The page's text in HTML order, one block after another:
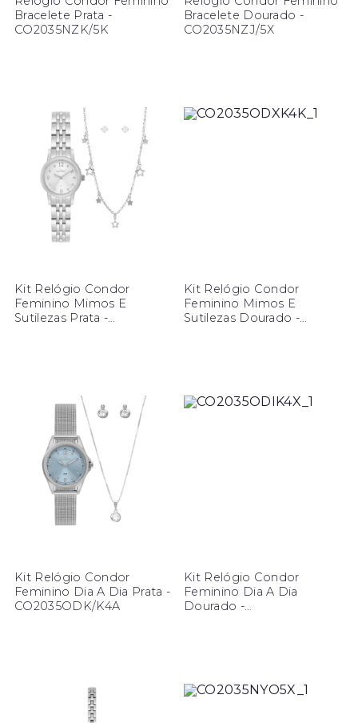
Bracelete Prata -
CO2035NZK/5K
Bracelete Dourado -
CO2035NZJ/5X
Kit Relógio Condor
Feminino Mimos E
Sutilezas Prata -
Kit Relógio Condor
Feminino Mimos E
Sutilezas Dourado -
Kit Relógio Condor
Feminino Dia A Dia Prata -
CO2035ODK/K4A
Kit Relógio Condor
Feminino Dia A Dia
Dourado -